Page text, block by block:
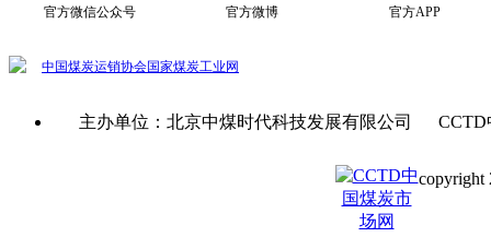
官方微信公众号
官方微博
官方APP
中国煤炭运销协会国家煤炭工业网
主办单位：北京中煤时代科技发展有限公司
copyright